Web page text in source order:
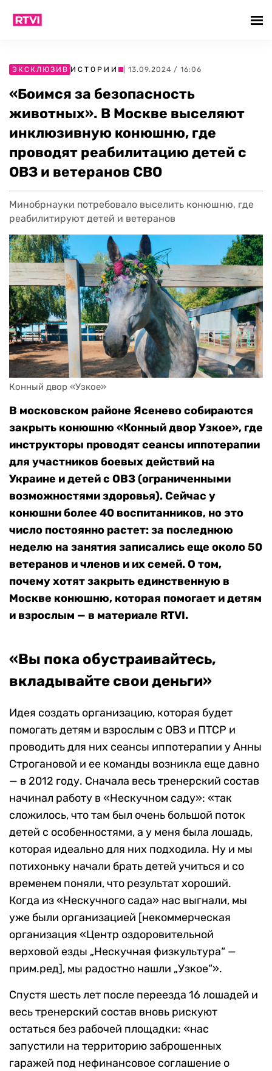
ЭКСКЛЮЗИВ ИСТОРИИ | 13.09.2024 / 16:06
«Боимся за безопасность
животных». В Москве выселяют
инклюзивную конюшню, где
проводят реабилитацию детей с
ОВЗ и ветеранов СВО
Минобрнауки потребовало выселить конюшню, где
реабилитируют детей и ветеранов
Конный двор «Узкое»
В московском районе Ясенево собираются
закрыть конюшню «Конный двор Узкое», где
инструкторы проводят сеансы иппотерапии
для участников боевых действий на
Украине и детей с ОВЗ (ограниченными
возможностями здоровья). Сейчас у
конюшни более 40 воспитанников, но это
число постоянно растет: за последнюю
неделю на занятия записались еще около 50
ветеранов и членов и их семей. О том,
почему хотят закрыть единственную в
Москве конюшню, которая помогает и детям
и взрослым — в материале RTVI.
«Вы пока обустраивайтесь,
вкладывайте свои деньги»
Идея создать организацию, которая будет
помогать детям и взрослым с ОВЗ и ПТСР и
проводить для них сеансы иппотерапии у Анны
Строгановой и ее команды возникла еще давно
— в 2012 году. Сначала весь тренерский состав
начинал работу в «Нескучном саду»: «так
сложилось, что там был очень большой поток
детей с особенностями, а у меня была лошадь,
которая идеально для них подходила. Ну и мы
потихоньку начали брать детей учиться и со
временем поняли, что результат хороший.
Когда из «Нескучного сада» нас выгнали, мы
уже были организацией [некоммерческая
организация «Центр оздоровительной
верховой езды „Нескучная физкультура“ —
прим.ред], мы радостно нашли „Узкое“».
Спустя шесть лет после переезда 16 лошадей и
весь тренерский состав вновь рискуют
остаться без рабочей площадки: «нас
запустили на территорию заброшенных
гаражей под нефинансовое соглашение о